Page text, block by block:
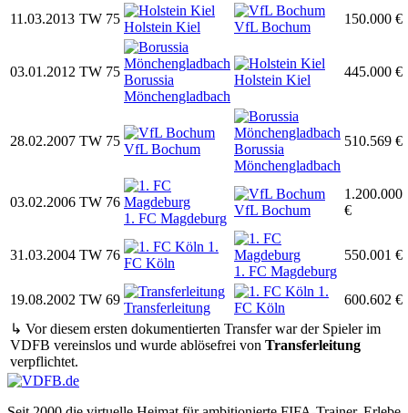
11.03.2013 TW 75
Holstein Kiel VfL Bochum
150.000 €
03.01.2012 TW 75
Borussia
Mönchengladbach
Holstein Kiel
445.000 €
28.02.2007 TW 75
VfL Bochum
Borussia
Mönchengladbach
510.569 €
03.02.2006 TW 76
1. FC Magdeburg
VfL Bochum
1.200.000
€
31.03.2004 TW 76
1.
FC Köln
1. FC Magdeburg
550.001 €
19.08.2002 TW 69
Transferleitung
1.
FC Köln
600.602 €
↳ Vor diesem ersten dokumentierten Transfer war der Spieler im
VDFB vereinslos und wurde ablösefrei von Transferleitung
verpflichtet.